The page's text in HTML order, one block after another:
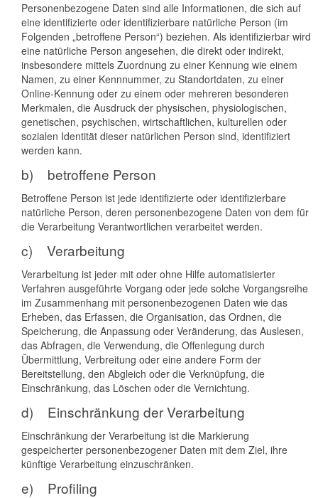
Personenbezogene Daten sind alle Informationen, die sich auf
eine identifizierte oder identifizierbare natürliche Person (im
Folgenden „betroffene Person“) beziehen. Als identifizierbar wird
eine natürliche Person angesehen, die direkt oder indirekt,
insbesondere mittels Zuordnung zu einer Kennung wie einem
Namen, zu einer Kennnummer, zu Standortdaten, zu einer
Online-Kennung oder zu einem oder mehreren besonderen
Merkmalen, die Ausdruck der physischen, physiologischen,
genetischen, psychischen, wirtschaftlichen, kulturellen oder
sozialen Identität dieser natürlichen Person sind, identifiziert
werden kann.
b) betroffene Person
Betroffene Person ist jede identifizierte oder identifizierbare
natürliche Person, deren personenbezogene Daten von dem für
die Verarbeitung Verantwortlichen verarbeitet werden.
c) Verarbeitung
Verarbeitung ist jeder mit oder ohne Hilfe automatisierter
Verfahren ausgeführte Vorgang oder jede solche Vorgangsreihe
im Zusammenhang mit personenbezogenen Daten wie das
Erheben, das Erfassen, die Organisation, das Ordnen, die
Speicherung, die Anpassung oder Veränderung, das Auslesen,
das Abfragen, die Verwendung, die Offenlegung durch
Übermittlung, Verbreitung oder eine andere Form der
Bereitstellung, den Abgleich oder die Verknüpfung, die
Einschränkung, das Löschen oder die Vernichtung.
d) Einschränkung der Verarbeitung
Einschränkung der Verarbeitung ist die Markierung
gespeicherter personenbezogener Daten mit dem Ziel, ihre
künftige Verarbeitung einzuschränken.
e) Profiling